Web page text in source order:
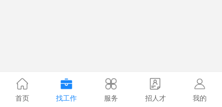
首页 找工作 服务 招人才 我的